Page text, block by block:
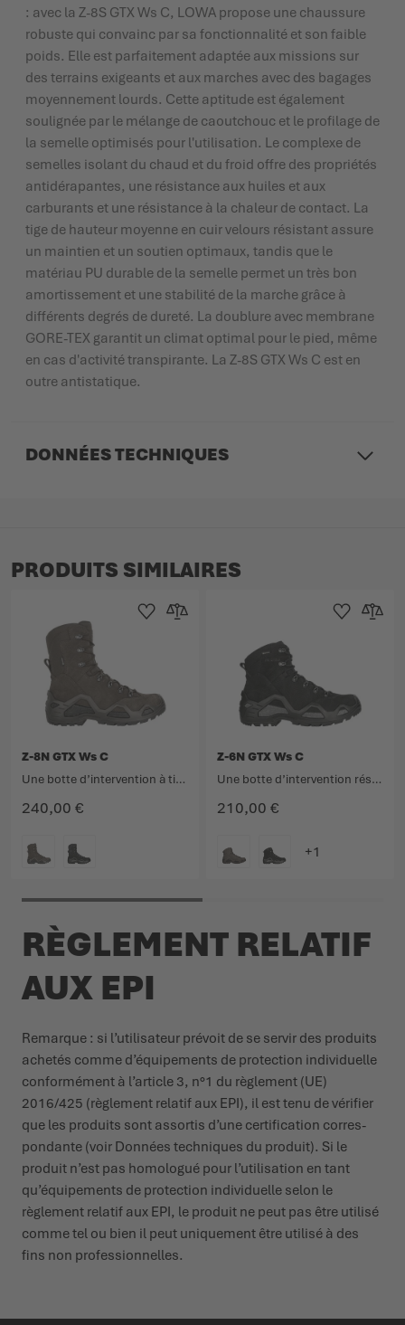
: avec la Z-8S GTX Ws C, LOWA propose une chaussure
robuste qui convainc par sa fonctionnalité et son faible
poids. Elle est parfaitement adaptée aux missions sur
des terrains exigeants et aux marches avec des bagages
moyennement lourds. Cette aptitude est également
soulignée par le mélange de caoutchouc et le profilage de
la semelle optimisés pour l'utilisation. Le complexe de
semelles isolant du chaud et du froid offre des propriétés
antidérapantes, une résistance aux huiles et aux
carburants et une résistance à la chaleur de contact. La
tige de hauteur moyenne en cuir velours résistant assure
un maintien et un soutien optimaux, tandis que le
matériau PU durable de la semelle permet un très bon
amortissement et une stabilité de la marche grâce à
différents degrés de dureté. La doublure avec membrane
GORE-TEX garantit un climat optimal pour le pied, même
en cas d'activité transpirante. La Z-8S GTX Ws C est en
outre antistatique.
DONNÉES TECHNIQUES
PRODUITS SIMILAIRES
240,00 €
Z-8N GTX Ws C
Une botte d’intervention à tige haute, à la fois robuste et légère.
Ajouter à la liste d'achats
Ajouter au comparateur
210,00 €
Z-6N GTX Ws C
Une botte d’intervention résistante et polyvalente.
Ajouter à la
Ajouter
RÈGLEMENT RELATIF
AUX EPI
Remarque : si l’uti­li­sateur prévoit de se servir des produits
achetés comme d’équi­pements de protection indi­vi­duelle
confor­mément à l’article 3, n°1 du règlement (UE)
2016/425 (règlement relatif aux EPI), il est tenu de vérifier
que les produits sont assortis d’une certi­fi­cation corres­
pondante (voir Données tech­niques du produit). Si le
produit n’est pas homologué pour l’uti­li­sation en tant
qu’équi­pements de protection indi­vi­duelle selon le
règlement relatif aux EPI, le produit ne peut pas être utilisé
comme tel ou bien il peut uniquement être utilisé à des
fins non profes­sion­nelles.